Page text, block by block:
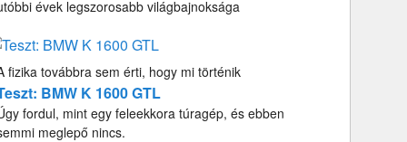
évek legszorosabb világbajnoksága
fizika továbbra sem érti, hogy mi történik
BMW K 1600 GTL
fordul, mint egy feleekkora túragép, és ebben
meglepő nincs.